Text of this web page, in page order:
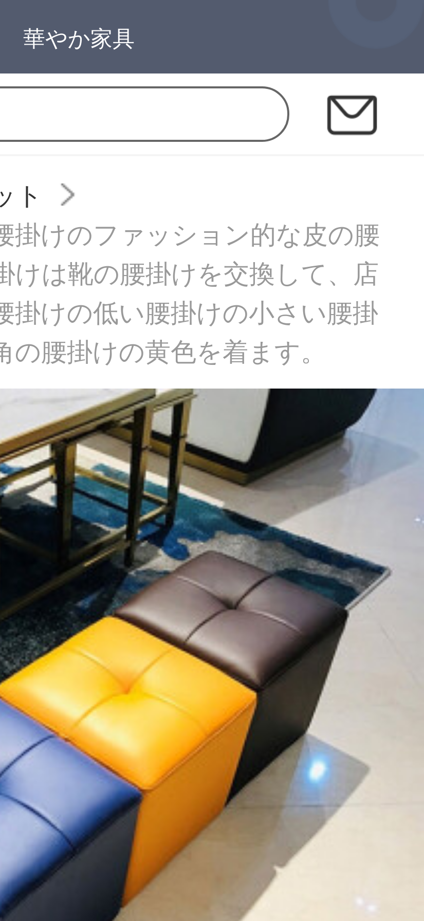
華やか家具
ト
掛けのファッション的な皮の腰
けは靴の腰掛けを交換して、店
掛けの低い腰掛けの小さい腰掛
腰掛けの黄色を着ます。